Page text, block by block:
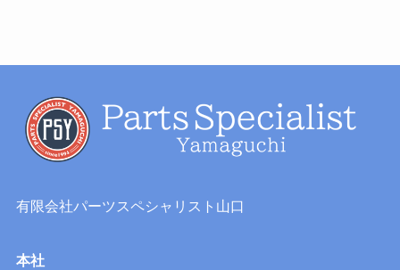
有限会社パーツスペシャリスト山口
本社